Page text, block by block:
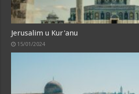
Jerusalim u Kur'anu
15/01/2024